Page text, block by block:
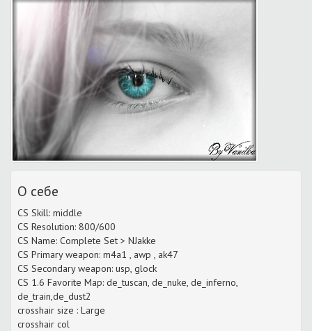
О себе
CS Skill: middle
CS Resolution: 800/600
СS Name: Complete Set > NJakke
CS Primary weapon: m4a1 , awp , ak47
CS Secondary weapon: usp, glock
CS 1.6 Favorite Map: de_tuscan, de_nuke, de_inferno,
de_train,de_dust2
crosshair size : Large
crosshair col